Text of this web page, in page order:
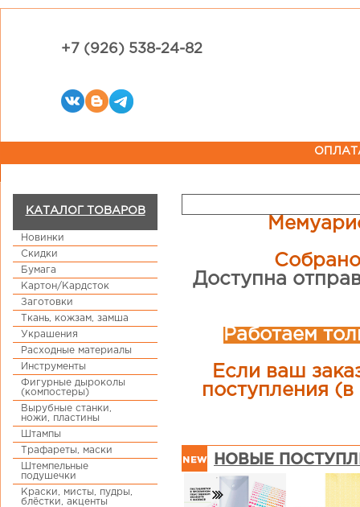
+7 (926) 538-24-82
КАТАЛОГ ТОВАРОВ
Новинки
Скидки
Бумага
Картон/Кардсток
Заготовки
Ткань, кожзам, замша
Украшения
Расходные материалы
Инструменты
Фигурные дыроколы
(компостеры)
Вырубные станки,
ножи, пластины
Штампы
Трафареты, маски
Штемпельные
подушечки
Краски, мисты, пудры,
блёстки, акценты
Доступна
Работаем
Если ваш
поступления (в
НОВЫЕ